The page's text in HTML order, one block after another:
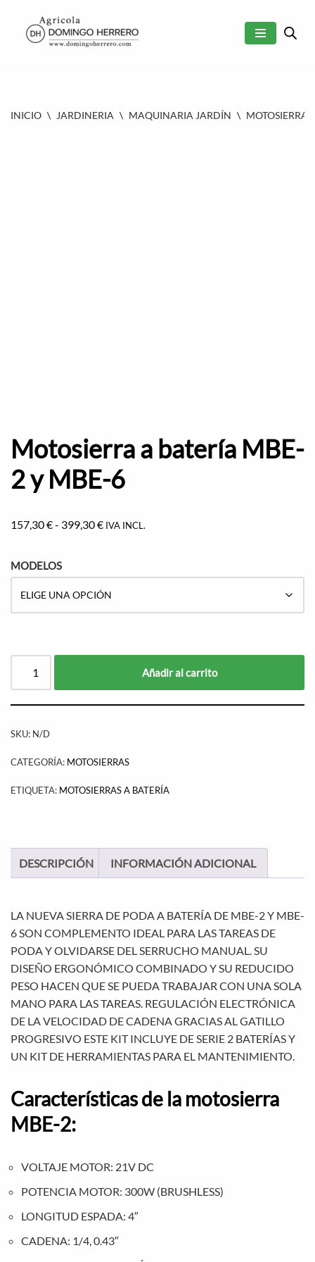
SALTAR
INICIO \ JARDINERIA \ MAQUINARIA JARDÍN \ MOTOSIERRAS
Motosierra a batería MBE-
2 y MBE-6
157,30€- 399,30€ IVA INCL.
MODELOS
Añadir al carrito
SKU: N/D
CATEGORÍA: MOTOSIERRAS
ETIQUETA: MOTOSIERRAS A BATERÍA
DESCRIPCIÓN INFORMACIÓN ADICIONAL
LA NUEVA SIERRA DE PODA A BATERÍA DE MBE-2 Y MBE-
6 SON COMPLEMENTO IDEAL PARA LAS TAREAS DE
PODA Y OLVIDARSE DEL SERRUCHO MANUAL. SU
DISEÑO ERGONÓMICO COMBINADO Y SU REDUCIDO
PESO HACEN QUE SE PUEDA TRABAJAR CON UNA SOLA
MANO PARA LAS TAREAS. REGULACIÓN ELECTRÓNICA
DE LA VELOCIDAD DE CADENA GRACIAS AL GATILLO
PROGRESIVO ESTE KIT INCLUYE DE SERIE 2 BATERÍAS Y
UN KIT DE HERRAMIENTAS PARA EL MANTENIMIENTO.
Características de la motosierra
MBE-2:
VOLTAJE MOTOR: 21V DC
POTENCIA MOTOR: 300W (BRUSHLESS)
LONGITUD ESPADA: 4″
CADENA: 1/4, 0.43″